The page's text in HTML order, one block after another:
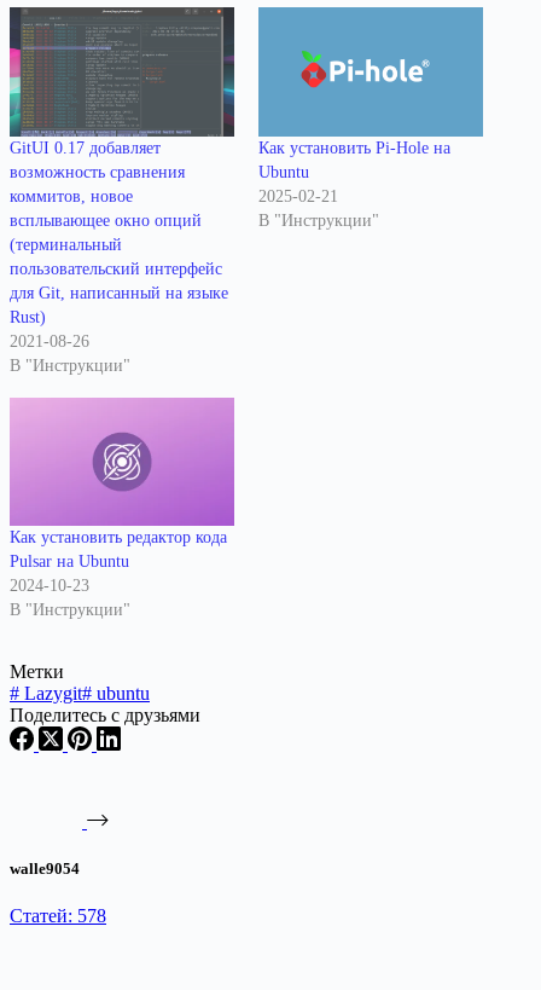
GitUI 0.17 добавляет
возможность сравнения
коммитов, новое
всплывающее окно опций
(терминальный
пользовательский интерфейс
для Git, написанный на языке
Rust)
2021-08-26
В "Инструкции"
Как установить Pi-Hole на
Ubuntu
2025-02-21
В "Инструкции"
Как установить редактор кода
Pulsar на Ubuntu
2024-10-23
В "Инструкции"
Метки
# Lazygit# ubuntu
Поделитесь с друзьями
walle9054
Статей: 578